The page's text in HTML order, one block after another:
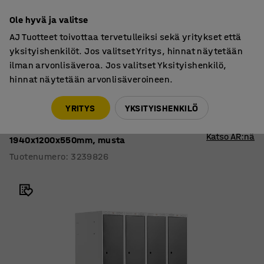
Lokerokaappi CLASSIC
1940x1200x550mm, musta
Tuotenumero: 3239826
Katso AR:nä
Ole hyvä ja valitse
AJ Tuotteet toivottaa tervetulleiksi sekä yritykset että
yksityishenkilöt. Jos valitset Yritys, hinnat näytetään
ilman arvonlisäveroa. Jos valitset Yksityishenkilö,
hinnat näytetään arvonlisäveroineen.
YRITYS YKSITYISHENKILÖ